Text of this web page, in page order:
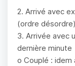
2. Arrivé avec
(ordre désordre)
3. Arrivée avec
dernière minute
o Couplé : idem